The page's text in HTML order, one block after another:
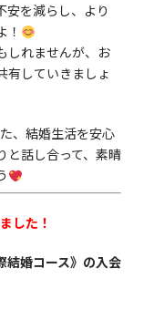
安を減らし、より
しれませんが、お
有していきましょ
、結婚生活を安心
と話し合って、素晴
した！
結婚コース》の入会